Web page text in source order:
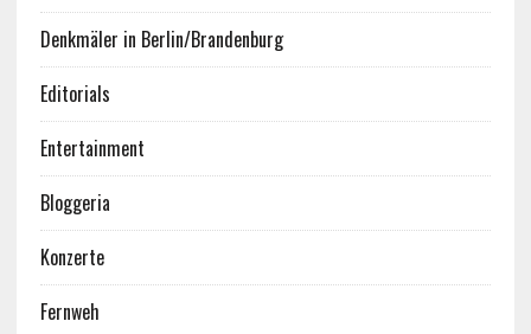
Denkmäler in Berlin/Brandenburg
Editorials
Entertainment
Bloggeria
Konzerte
Fernweh